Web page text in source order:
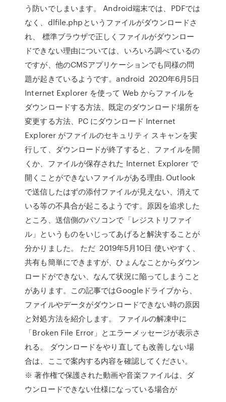
う防いでしまいます。 Android端末では、PDFでは
なく、dlfile.phpというファイルがダウンロードさ
れ、 標準ブラウザで正しくファイルがダウンロー
ドできない理由については、いろいろ調べているの
ですが、他のCMSアプリケーションでも同様の問
題が起きているようです。android 2020年6月5日
Internet Explorer を使って Web からファイルを
ダウンロードする方法、既定のダウンロード場所を
変更する方法、PC にダウンロード Internet
Explorer がファイルのセキュリティ スキャンを実
行して、ダウンロードが終了すると、ファイルを開
くか、ファイルが保存された Internet Explorer で
開くことができないファイルがある理由. Outlook
で送信したはずの添付ファイルが見えない、消えて
いる等の不具合が起こるようです。原因を追求した
ところ、送信側のパソコンで「レジストリファイ
ル」というものをいじってあげると解決することが
分かりました。 ただ 2019年5月10日 使いやすく、
共有も簡単にできますが、ひょんなことからダウン
ロードができない、なんて状況に陥ってしまうこと
があります。この記事ではGoogleドライブから、
ファイルやデータがダウンロードできない時の原因
と対処方法を紹介します。 ファイルの解凍中に
「Broken File Error」とエラーメッセージが表示さ
れる。 ダウンロードをやり直しても改善しない場
合は、ここで案内する内容を確認してください。
※ 著作権で保護された動画や音楽ファイルは、ダ
ウンロードできない仕様になっている場合が